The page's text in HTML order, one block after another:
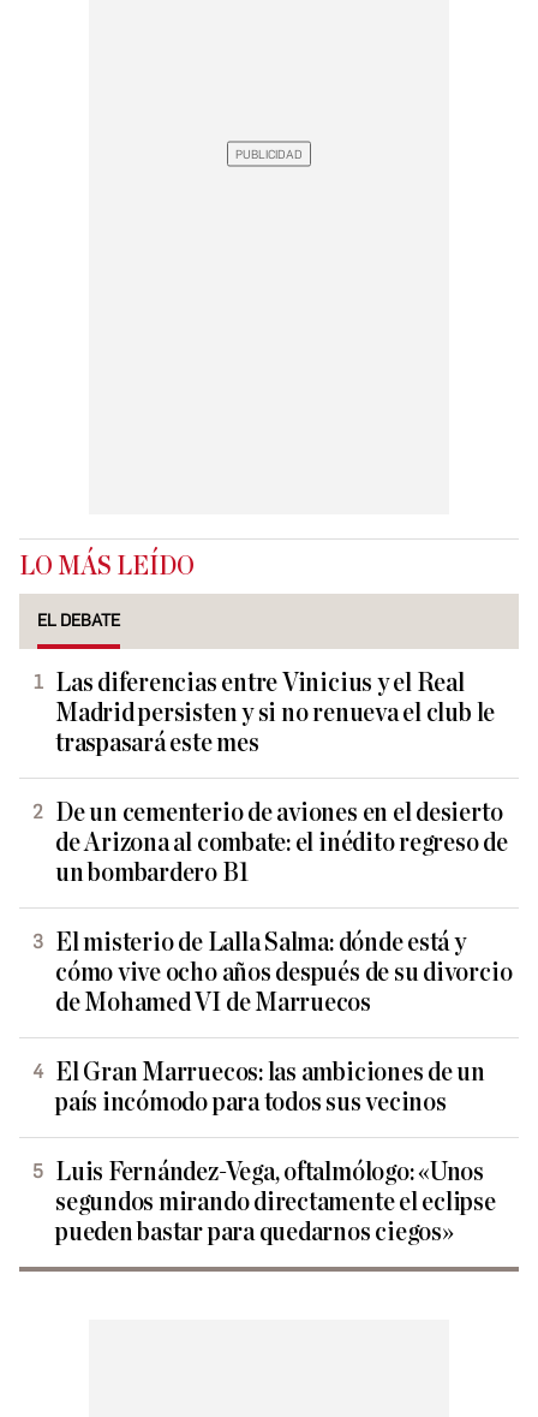
LO MÁS LEÍDO
EL DEBATE
Las diferencias entre Vinicius y el Real
Madrid persisten y si no renueva el club le
traspasará este mes
De un cementerio de aviones en el desierto
de Arizona al combate: el inédito regreso de
un bombardero B1
El misterio de Lalla Salma: dónde está y
cómo vive ocho años después de su divorcio
de Mohamed VI de Marruecos
El Gran Marruecos: las ambiciones de un
país incómodo para todos sus vecinos
Luis Fernández-Vega, oftalmólogo: «Unos
segundos mirando directamente el eclipse
pueden bastar para quedarnos ciegos»